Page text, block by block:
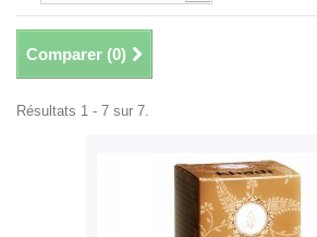
Comparer (0)
Résultats 1 - 7 sur 7.